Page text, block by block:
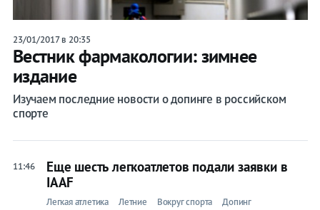
23/01/2017 в 20:35
Вестник фармакологии: зимнее
издание
Изучаем последние новости о допинге в российском
спорте
11:46
Еще шесть легкоатлетов подали заявки в
IAAF
Легкая атлетика Летние Вокруг спорта Допинг